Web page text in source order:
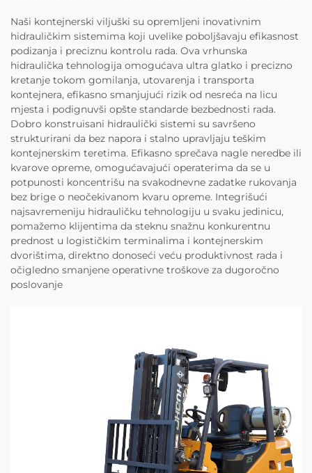
Naši kontejnerski viljuški su opremljeni inovativnim
hidrauličkim sistemima koji uvelike poboljšavaju efikasnost
podizanja i preciznu kontrolu rada. Ova vrhunska
hidraulička tehnologija omogućava ultra glatko i precizno
kretanje tokom gomilanja, utovarenja i transporta
kontejnera, efikasno smanjujući rizik od nesreća na licu
mjesta i podignuvši opšte standarde bezbednosti rada.
Dobro konstruisani hidraulički sistemi su savršeno
strukturirani da bez napora i stalno upravljaju teškim
kontejnerskim teretima. Efikasno sprečava nagle neredbe ili
kvarove opreme, omogućavajući operaterima da se u
potpunosti koncentrišu na svakodnevne zadatke rukovanja
bez brige o neočekivanom kvaru opreme. Integrišući
najsavremeniju hidrauličku tehnologiju u svaku jedinicu,
pomažemo klijentima da steknu snažnu konkurentnu
prednost u logističkim terminalima i kontejnerskim
dvorištima, direktno donoseći veću produktivnost rada i
očigledno smanjene operativne troškove za dugoročno
poslovanje